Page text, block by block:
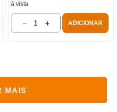
à vista
＋
－ ADICIONAR